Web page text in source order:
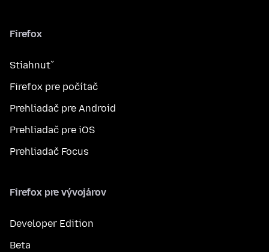
Firefox
Stiahnuť
Firefox pre počítač
Prehliadač pre Android
Prehliadač pre iOS
Prehliadač Focus
Firefox pre vývojárov
Developer Edition
Beta